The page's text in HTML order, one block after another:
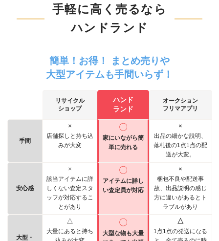
手軽に高く売るなら
ハンドランド
簡単！お得！ まとめ売りや
大型アイテムも手間いらず！
リサイクル
ショップ
ハンド
ランド
オークション
フリマアプリ
手間
×
店舗探しと持ち込
みが大変
〇
家にいながら簡
単に売れる
×
出品の細かな説明、
落札後の1点1点の配
送が大変。
安心感
×
該当アイテムに詳
しくない査定スタ
ッフが対応するこ
とがあり
〇
アイテムに詳し
い査定員が対応
×
梱包不良や配送事
故、出品説明の感じ
方に違いがあるとト
ラブルがあり
大型・
△
大量にあると持ち
〇
大型な物も大量
△
1点1点の発送になる